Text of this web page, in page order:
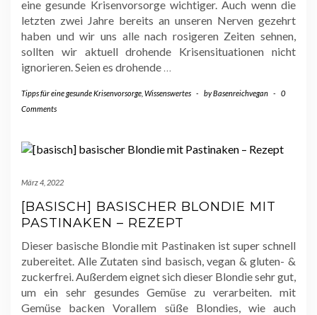
eine gesunde Krisenvorsorge wichtiger. Auch wenn die
letzten zwei Jahre bereits an unseren Nerven gezehrt
haben und wir uns alle nach rosigeren Zeiten sehnen,
sollten wir aktuell drohende Krisensituationen nicht
ignorieren. Seien es drohende …
Tipps für eine gesunde Krisenvorsorge Wissenswertes - byBasenreichvegan -
0
Comments
März 4, 2022
[BASISCH] BASISCHER BLONDIE MIT
PASTINAKEN – REZEPT
Dieser basische Blondie mit Pastinaken ist super schnell
zubereitet. Alle Zutaten sind basisch, vegan & gluten- &
zuckerfrei. Außerdem eignet sich dieser Blondie sehr gut,
um ein sehr gesundes Gemüse zu verarbeiten. mit
Gemüse backen Vorallem süße Blondies, wie auch